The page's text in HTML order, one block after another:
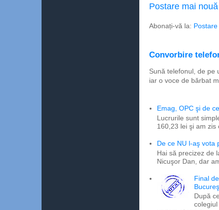
Postare mai nouă
Abonați-vă la:
Convorbire
Sună telefonul, de pe
iar o voce de bărbat
Emag, OPC şi de
Lucrurile sunt
160,23 lei şi am
De ce NU l-aş vota
Hai să precizez de
Nicuşor Dan, dar
Final
După